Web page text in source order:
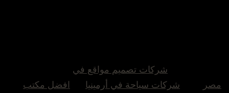
شركات تصميم مواقع في
مصر
شركات سياحة في أرمينيا
افضل مكتب